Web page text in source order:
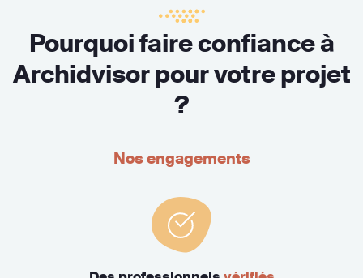
Pourquoi faire confiance à
Archidvisor pour votre projet
?
Nos engagements